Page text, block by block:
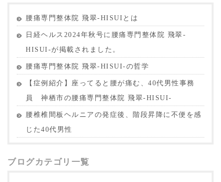
腰痛専門整体院 飛翠-HISUIとは
日経ヘルス2024年秋号に腰痛専門整体院 飛翠-
HISUI-が掲載されました。
腰痛専門整体院 飛翠-HISUI-の哲学
【症例紹介】座ってると腰が痛む、40代男性事務
員 神栖市の腰痛専門整体院 飛翠-HISUI-
腰椎椎間板ヘルニアの発症後、階段昇降に不便を感
じた40代男性
ブログカテゴリ一覧